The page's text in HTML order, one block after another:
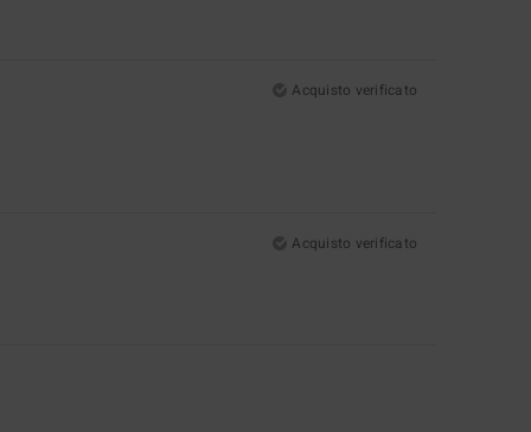
Acquisto verificato
Acquisto verificato